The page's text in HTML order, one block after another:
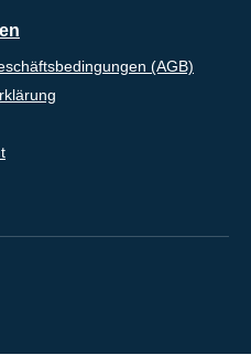
(AGB)